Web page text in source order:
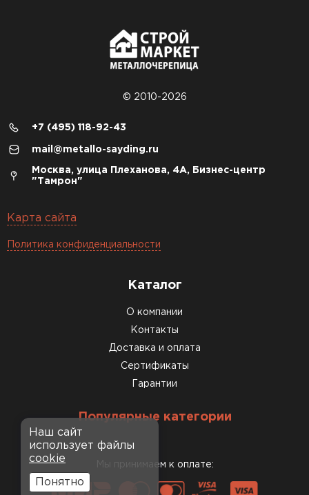
© 2010-2026
+7 (495) 118-92-43
mail@metallo-sayding.ru
Москва, улица Плеханова, 4А, Бизнес-центр
"Тамрон"
Карта сайта
Политика конфиденциальности
Каталог
О компании
Контакты
Доставка и оплата
Сертификаты
Гарантии
Популярные категории
Мы принимаем к оплате:
Наш сайт
использует файлы
cookie
Понятно